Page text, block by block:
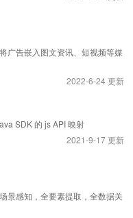
广告嵌入图文资讯、短视频等媒
2022-6-24 更新
SDK 的 js API 映射
2021-9-17 更新
景感知，全要素提取，全数据关